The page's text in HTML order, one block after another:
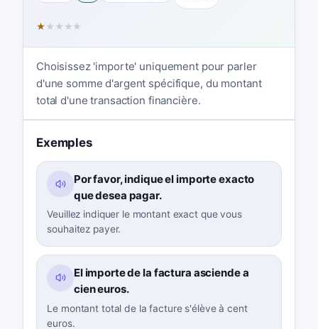
★ ★ ★ ★ ★
Choisissez 'importe' uniquement pour parler
d'une somme d'argent spécifique, du montant
total d'une transaction financière.
Exemples
Por favor, indique el importe exacto
que desea pagar.
Veuillez indiquer le montant exact que vous
souhaitez payer.
El importe de la factura asciende a
cien euros.
Le montant total de la facture s'élève à cent
euros.